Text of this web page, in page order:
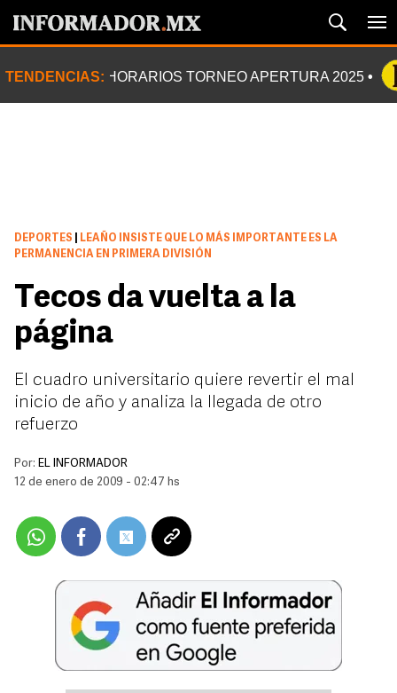
TENDENCIAS: HORARIOS TORNEO APERTURA 2025
DEPORTES
LEAÑO INSISTE QUE LO MÁS IMPORTANTE ES LA
PERMANENCIA EN PRIMERA DIVISIÓN
Tecos da vuelta a la
página
El cuadro universitario quiere revertir el mal
inicio de año y analiza la llegada de otro
refuerzo
Por: EL INFORMADOR
12 de enero de 2009 - 02:47 hs